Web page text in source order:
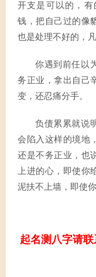
开支是可以的，
钱，把自己过的像
也是处理不好的，
你遇到前任以
务正业，拿出自己
变，还忍痛分手。
负债累累就说
会陷入这样的境地
还是不务正业，也
上进的心，即使你
泥扶不上墙，即使
起名测八字请联